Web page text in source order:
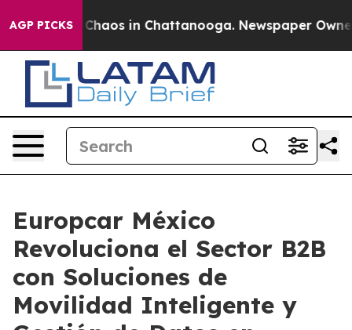
AGP PICKSChaos in Chattanooga. Newspaper Owner
Europcar México
Revoluciona el Sector B2B
con Soluciones de
Movilidad Inteligente y